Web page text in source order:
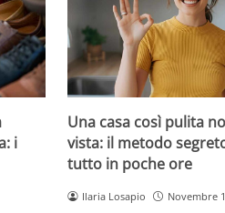
i
Una casa così pulita
vista: il metodo
tutto in poche ore
Ilaria Losapio Novembre